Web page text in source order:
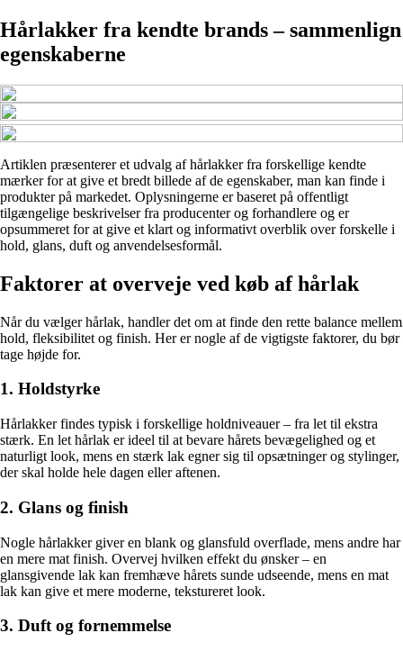
Hårlakker fra kendte brands – sammenlign
egenskaberne
Artiklen præsenterer et udvalg af hårlakker fra forskellige kendte
mærker for at give et bredt billede af de egenskaber, man kan finde i
produkter på markedet. Oplysningerne er baseret på offentligt
tilgængelige beskrivelser fra producenter og forhandlere og er
opsummeret for at give et klart og informativt overblik over forskelle i
hold, glans, duft og anvendelsesformål.
Faktorer at overveje ved køb af hårlak
Når du vælger hårlak, handler det om at finde den rette balance mellem
hold, fleksibilitet og finish. Her er nogle af de vigtigste faktorer, du bør
tage højde for.
1. Holdstyrke
Hårlakker findes typisk i forskellige holdniveauer – fra let til ekstra
stærk. En let hårlak er ideel til at bevare hårets bevægelighed og et
naturligt look, mens en stærk lak egner sig til opsætninger og stylinger,
der skal holde hele dagen eller aftenen.
2. Glans og finish
Nogle hårlakker giver en blank og glansfuld overflade, mens andre har
en mere mat finish. Overvej hvilken effekt du ønsker – en
glansgivende lak kan fremhæve hårets sunde udseende, mens en mat
lak kan give et mere moderne, tekstureret look.
3. Duft og fornemmelse